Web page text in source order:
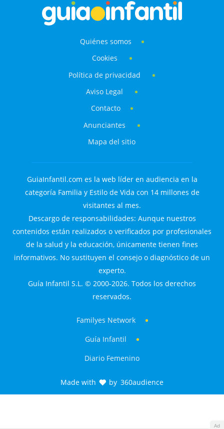
Ad
Quiénes somos
Cookies
Política de privacidad
Aviso Legal
Contacto
Anunciantes
Mapa del sitio
GuiaInfantil.com es la web líder en audiencia en la
categoría Familia y Estilo de Vida con 14 millones de
visitantes al mes.
Descargo de responsabilidades: Aunque nuestros
contenidos están realizados o verificados por profesionales
de la salud y la educación, únicamente tienen fines
informativos. No sustituyen el consejo o diagnóstico de un
experto.
Guía Infantil S.L. © 2000-2026. Todos los derechos
reservados.
Familyes Network
Guía Infantil
Diario Femenino
Made with by 360audience